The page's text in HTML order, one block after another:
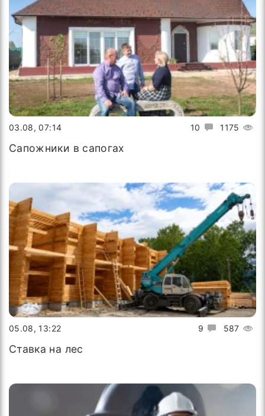
10 1175
03.08, 07:14
Сапожники в сапогах
9 587
05.08, 13:22
Ставка на лес